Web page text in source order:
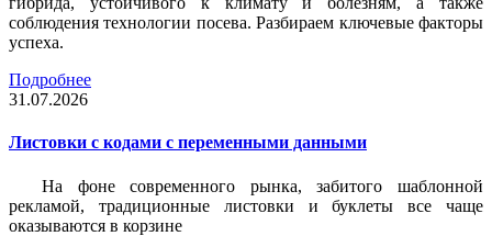
соблюдения технологии посева. Разбираем ключевые факторы
успеха.
Подробнее
31.07.2026
Листовки c кодами с переменными данными
На фоне современного рынка, забитого шаблонной
рекламой, традиционные листовки и буклеты все чаще
оказываются в корзине